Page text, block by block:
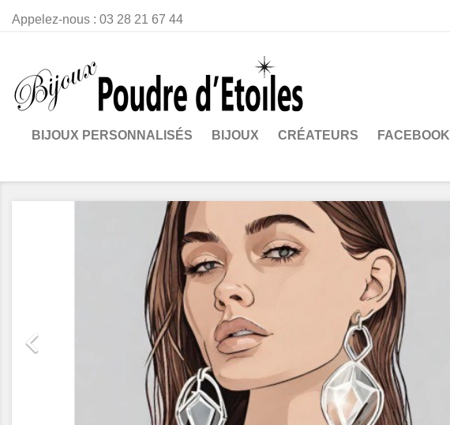
Appelez-nous : 03 28 21 67 44
BIJOUX PERSONNALISÉS BIJOUX CRÉATEURS FACEBOOK
